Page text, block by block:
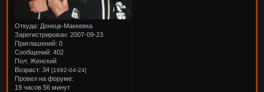
Откуда: Донецк-Макеевка
Зарегистрирован: 2007-09-23
Приглашений: 0
Сообщений: 402
Пол: Женский
Возраст: 34[1992-04-24]
Провел на форуме:
19 часов 56 минут